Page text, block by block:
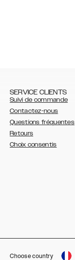
SERVICE CLIENTS
Suivi de commande
Contactez-nous
Questions fréquentes
Retours
Choix consentis
Choose country